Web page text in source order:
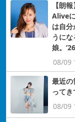
【朗
Alive
は自
うに
娘。’26
08/09
最近の
ってき
08/09